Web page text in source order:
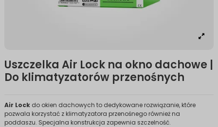
Uszczelka Air Lock na okno dachowe |
Do klimatyzatorów przenośnych
Air Lock do okien dachowych to dedykowane rozwiązanie, które
pozwala korzystać z klimatyzatora przenośnego również na
poddaszu. Specjalna konstrukcja zapewnia szczelność.